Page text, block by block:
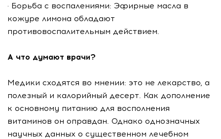
· Борьба с воспалениями: Эфирные масла в
кожуре лимона обладают
противовоспалительным действием.
А что думают врачи?
Медики сходятся во мнении: это не лекарство, а
полезный и калорийный десерт. Как дополнение
к основному питанию для восполнения
витаминов он оправдан. Однако однозначных
научных данных о существенном лечебном